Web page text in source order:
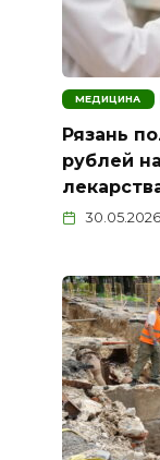
МЕДИЦИНА
Рязань
рублей
30.05.2026